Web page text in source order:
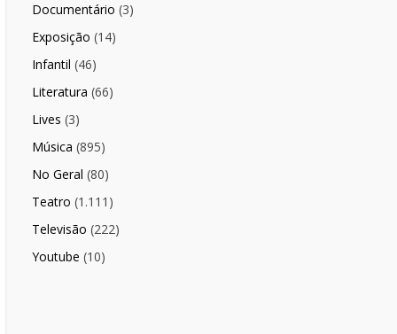
Documentário (3)
Exposição (14)
Infantil (46)
Literatura (66)
Lives (3)
Música (895)
No Geral (80)
Teatro (1.111)
Televisão (222)
Youtube (10)